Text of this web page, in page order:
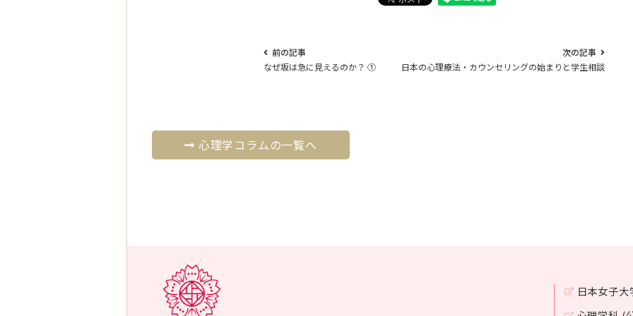
前の記事
なぜ坂は急に見えるのか？ ①
次の記事
日本の心理療法・カウンセリングの始まりと学生相談
心理学コラムの一覧へ
日本女子大